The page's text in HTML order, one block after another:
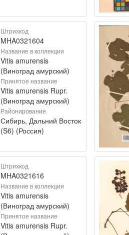
Штрихкод
MHA0321604
Название в коллекции
Vitis amurensis
(Виноград амурский)
Принятое название
Vitis amurensis Rupr.
(Виноград амурский)
Районирование
Сибирь, Дальний Восток
(S6) (Россия)
Штрихкод
MHA0321616
Название в коллекции
Vitis amurensis
(Виноград амурский)
Принятое название
Vitis amurensis Rupr.